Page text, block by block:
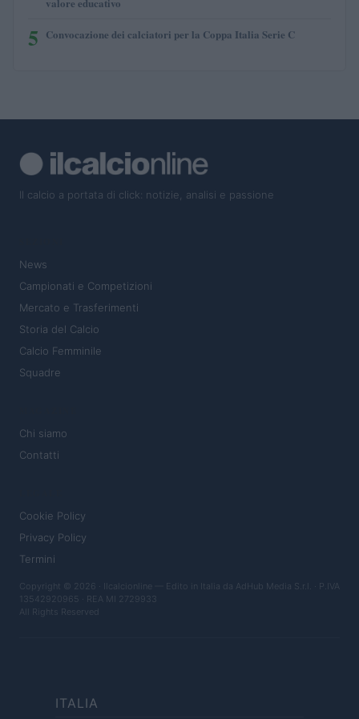
5 Convocazione dei calciatori per la Coppa Italia Serie C
Il calcio a portata di click: notizie, analisi e passione
News
Campionati e Competizioni
Mercato e Trasferimenti
Storia del Calcio
Calcio Femminile
Squadre
Chi siamo
Contatti
Cookie Policy
Privacy Policy
Termini
Copyright © 2026 · Ilcalcionline — Edito in Italia da AdHub Media S.r.l. · P.IVA
13542920965 · REA MI 2729933
All Rights Reserved
ITALIA